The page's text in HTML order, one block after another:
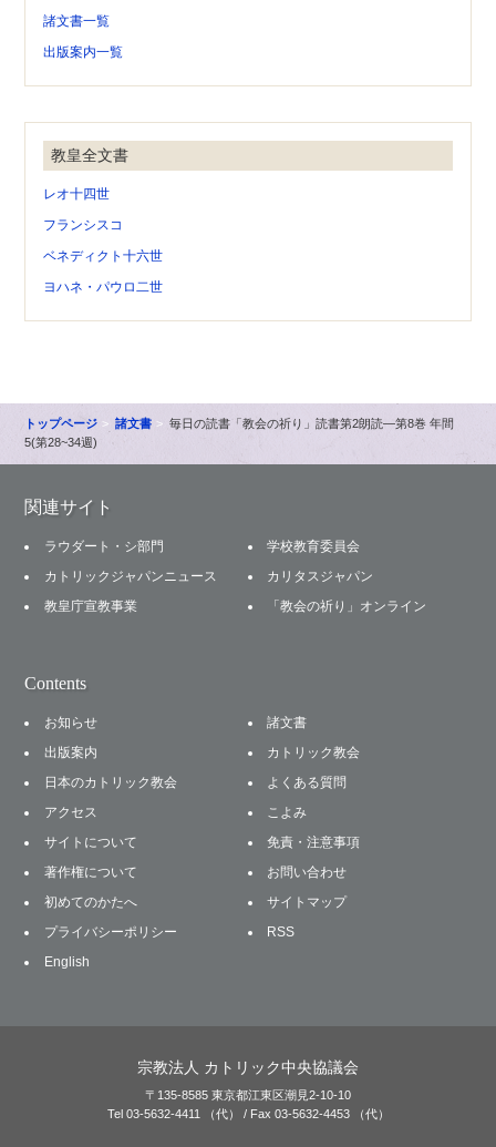
諸文書一覧
出版案内一覧
教皇全文書
レオ十四世
フランシスコ
ベネディクト十六世
ヨハネ・パウロ二世
トップページ 諸文書
毎日の読書「教会の祈り」読書第2朗読―第8巻 年間
5(第28~34週)
関連サイト
ラウダート・シ部門
学校教育委員会
カトリックジャパンニュース
カリタスジャパン
教皇庁宣教事業
「教会の祈り」オンライン
Contents
お知らせ
諸文書
出版案内
カトリック教会
日本のカトリック教会
よくある質問
アクセス
こよみ
サイトについて
免責・注意事項
著作権について
お問い合わせ
初めてのかたへ
サイトマップ
プライバシーポリシー
RSS
English
宗教法人 カトリック中央協議会
〒135-8585 東京都江東区潮見2-10-10
Tel 03-5632-4411 （代） / Fax 03-5632-4453 （代）